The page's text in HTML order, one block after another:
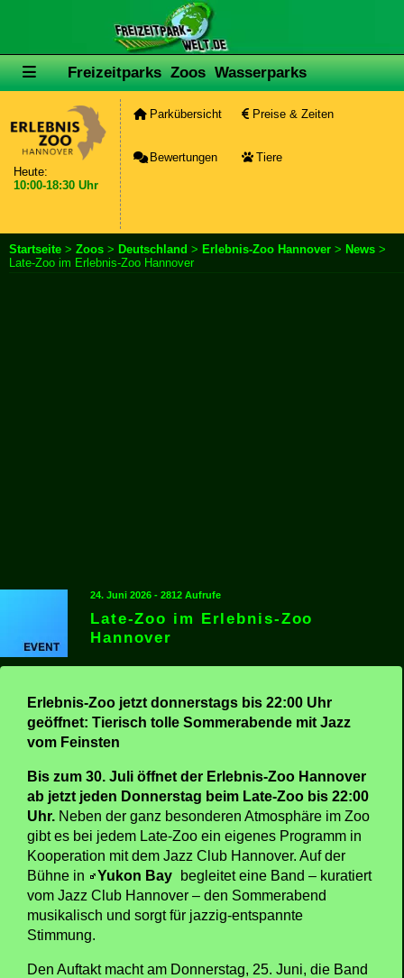
Freizeitparks Zoos Wasserparks
Heute:
10:00-18:30 Uhr
Parkübersicht Preise & Zeiten
Bewertungen Tiere
Startseite > Zoos > Deutschland > Erlebnis-Zoo Hannover > News >
Late-Zoo im Erlebnis-Zoo Hannover
24. Juni 2026 - 2812 Aufrufe
Late-Zoo im Erlebnis-Zoo
Hannover
Erlebnis-Zoo jetzt donnerstags bis 22:00 Uhr
geöffnet: Tierisch tolle Sommerabende mit Jazz
vom Feinsten
Bis zum 30. Juli öffnet der Erlebnis-Zoo Hannover
ab jetzt jeden Donnerstag beim Late-Zoo bis 22:00
Uhr. Neben der ganz besonderen Atmosphäre im Zoo
gibt es bei jedem Late-Zoo ein eigenes Programm in
Kooperation mit dem Jazz Club Hannover. Auf der
Bühne in
Yukon Bay
begleitet eine Band – kuratiert
vom Jazz Club Hannover – den Sommerabend
musikalisch und sorgt für jazzig-entspannte
Stimmung.
Den Auftakt macht am Donnerstag, 25. Juni, die Band